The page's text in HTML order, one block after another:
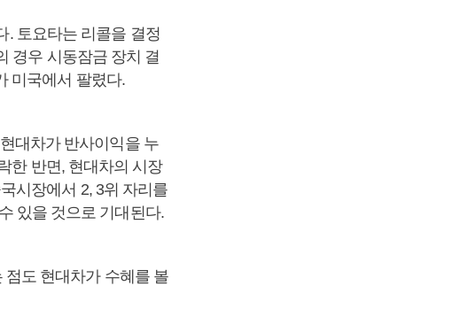
. 토요타는 리콜을 결정
경우 시동잠금 장치 결
미국에서 팔렸다.
대차가 반사이익을 누
한 반면, 현대차의 시장
시장에서 2, 3위 자리를
있을 것으로 기대된다.
도 현대차가 수혜를 볼